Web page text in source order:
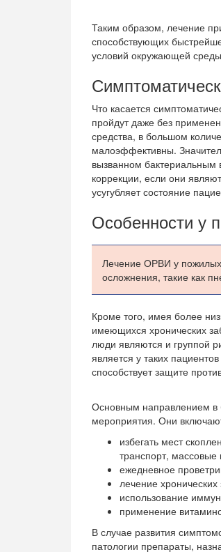
Таким образом, лечение
способствующих
условий окружающей
Что касается
пройдут даже без
средства, в большом
малоэффективны.
вызванном бактериальным
коррекции, если они
усугубляет состояние
Особенности у
Лечение ОРВИ у
осложнения, такие как
Кроме того, имея более
имеющихся хронических
люди являются и группой
является у таких
способствует защите
Основным направлением в
мероприятия. Они
избегать мест
транспорт, массовые
ежедневное
лечение
использование
применение
В случае развития
патологии препараты,